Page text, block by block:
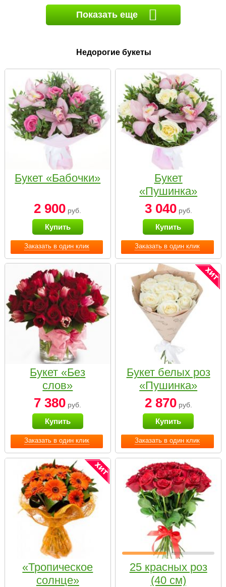
Показать еще
Недорогие букеты
Заказать в один клик
Букет «Бабочки»
2 900 руб.
Купить
Заказать в один клик
Букет
«Пушинка»
3 040руб.
Купить
Заказать в один клик
Букет «Без
слов»
7 380 руб.
Купить
Заказать в один клик
Букет белых роз
«Пушинка»
2 870руб.
Купить
«Тропическое
солнце»
25 красных роз
(40 см)